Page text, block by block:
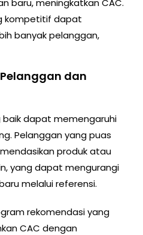
kompetitif dapat
banyak pelanggan,
dan
baik dapat memengaruhi
Pelanggan yang puas
produk atau
yang dapat mengurangi
melalui referensi.
rekomendasi yang
CAC dengan